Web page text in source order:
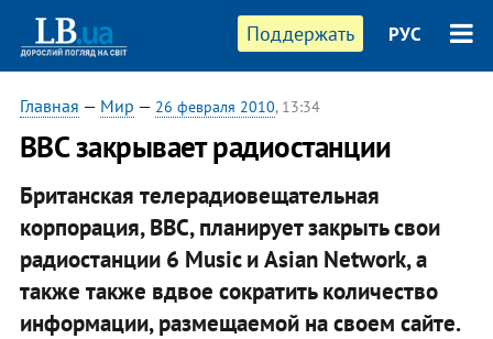
Поддержать РУС
Главная — Мир — 26 февраля 2010, 13:34
ВВС закрывает радиостанции
Британская телерадиовещательная
корпорация, ВВС, планирует закрыть свои
радиостанции 6 Music и Asian Network, а
также также вдвое сократить количество
информации, размещаемой на своем сайте.